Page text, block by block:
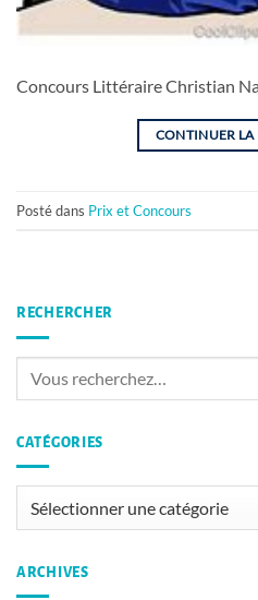
Concours Littéraire Christian
CONTINUER LA
Posté dans Prix et Concours
RECHERCHER
CATÉGORIES
ARCHIVES